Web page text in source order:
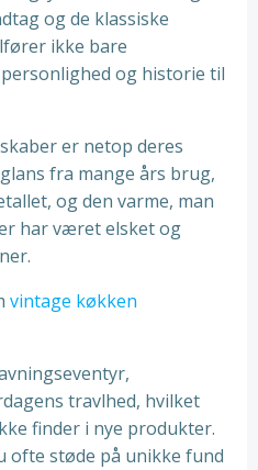
og de klassiske
ikke bare
og historie til
er netop deres
fra mange års brug,
og den varme, man
har været elsket og
vintage køkken
travlhed, hvilket
finder i nye produkter.
ofte støde på unikke fund